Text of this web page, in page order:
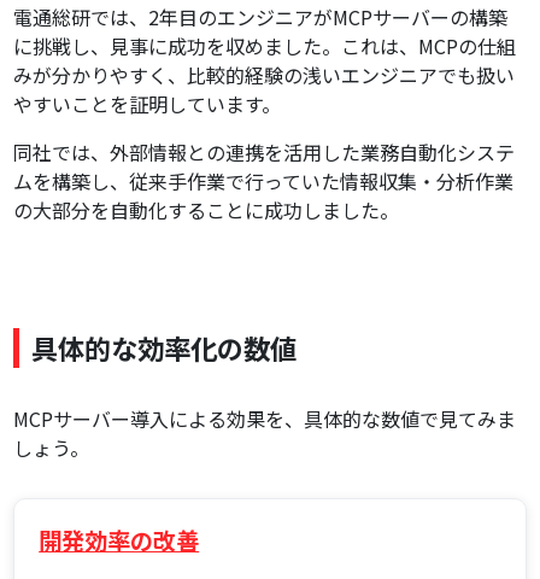
電通総研では、2年目のエンジニアがMCPサーバーの構築
に挑戦し、見事に成功を収めました。これは、MCPの仕組
みが分かりやすく、比較的経験の浅いエンジニアでも扱い
やすいことを証明しています。
同社では、外部情報との連携を活用した業務自動化システ
ムを構築し、従来手作業で行っていた情報収集・分析作業
の大部分を自動化することに成功しました。
具体的な効率化の数値
MCPサーバー導入による効果を、具体的な数値で見てみま
しょう。
開発効率の改善